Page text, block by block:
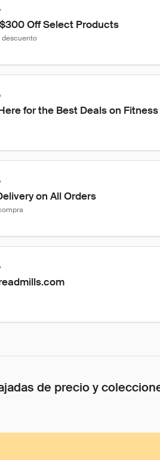
Off Select Products
for the Best Deals on
on All Orders
de precio y